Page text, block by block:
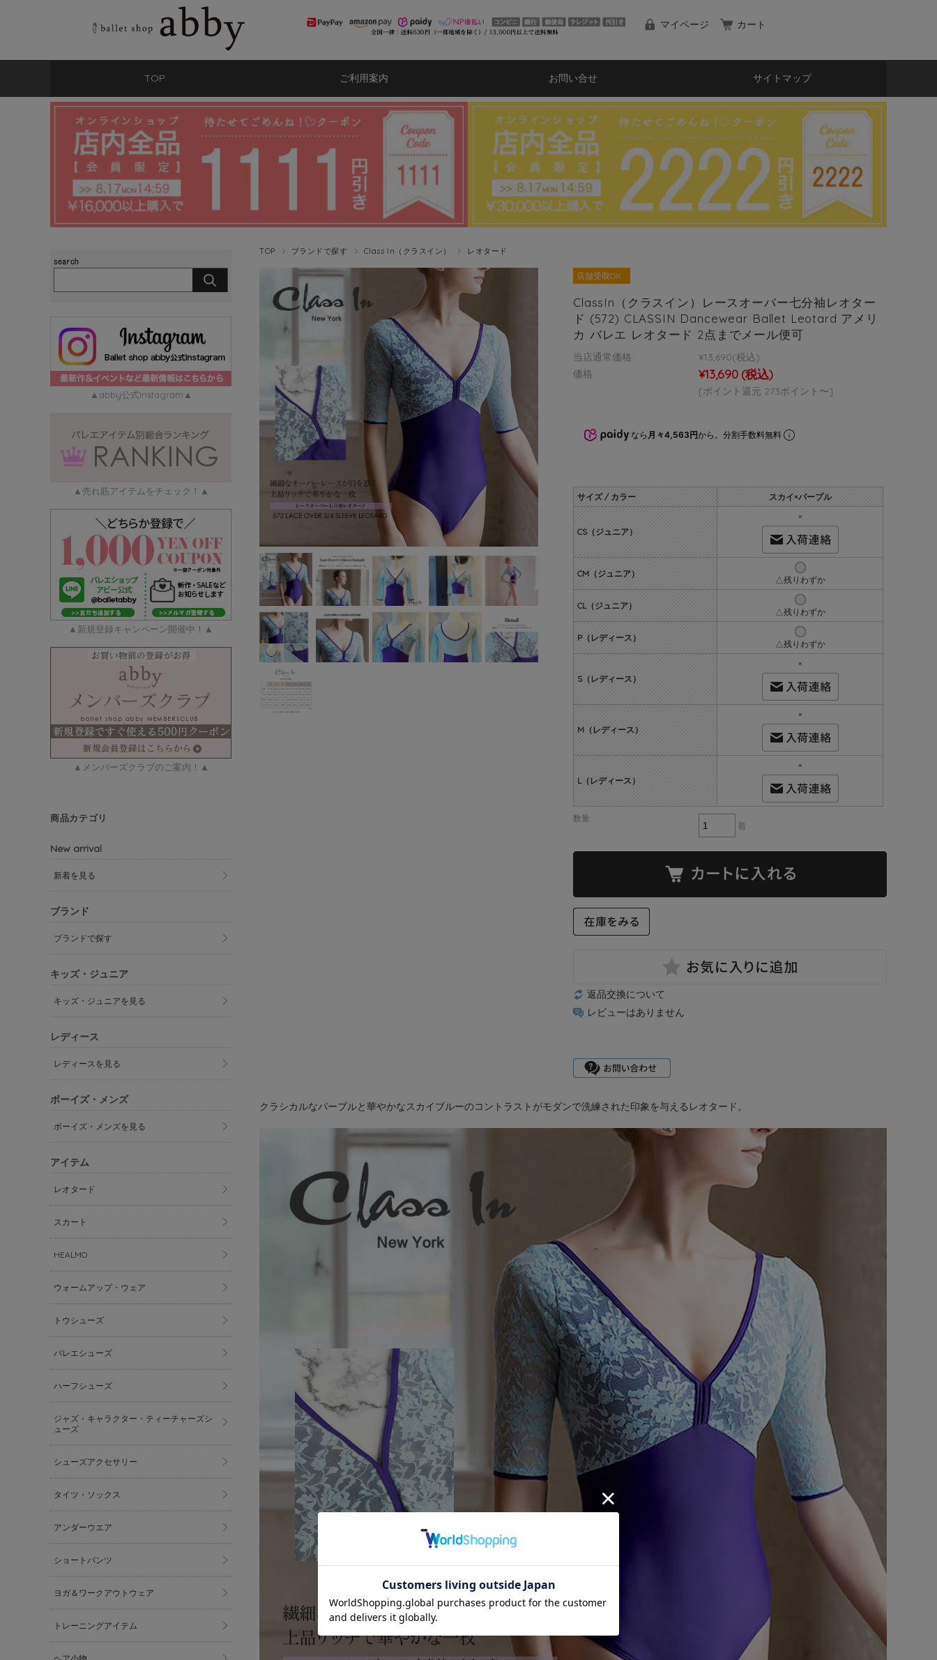
マイページ カート
TOP ご利用案内 お問い合せ サイトマップ
TOP ブランドで探す Class In（クラスイン） レオタード
店舗受取OK
ClassIn（クラスイン）レースオーバー七分袖レオター
ド (572) CLASSIN Dancewear Ballet Leotard アメリ
カ バレエ レオタード 2点までメール便可
当店通常価格: ¥13,690(税込)
価格:
¥13,690 (税込)
[ポイント還元 273ポイント〜]
なら 月々4,563円から。分割手数料無料
サイズ / カラー スカイ×パープル
CS（ジュニア）
×
CM（ジュニア）
△残りわずか
CL（ジュニア）
△残りわずか
P（レディース）
△残りわずか
S（レディース）
×
M（レディース）
×
L（レディース）
×
数量:
着
返品交換について
レビューはありません
クラシカルなパープルと華やかなスカイブルーのコントラストがモダンで洗練された印象を与えるレオタード。
▲abby公式Instagram▲
▲売れ筋アイテムをチェック！▲
▲新規登録キャンペーン開催中！▲
▲メンバーズクラブのご案内！▲
商品カテゴリ
New arrival
新着を見る
ブランド
ブランドで探す
キッズ・ジュニア
キッズ・ジュニアを見る
レディース
レディースを見る
ボーイズ・メンズ
ボーイズ・メンズを見る
アイテム
レオタード
スカート
HEALMO
ウォームアップ・ウェア
トウシューズ
バレエシューズ
ハーフシューズ
ジャズ・キャラクター・ティーチャーズシ
ューズ
シューズアクセサリー
タイツ・ソックス
アンダーウエア
ショートパンツ
ヨガ＆ワークアウトウェア
トレーニングアイテム